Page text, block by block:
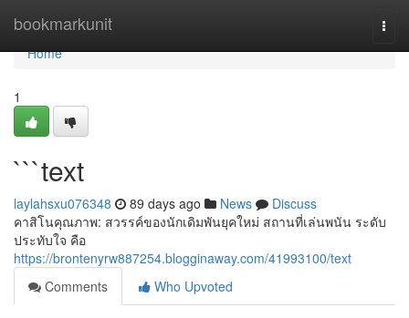
bookmarkunit
Home
Home
1
```text
laylahsxu076348 89 days ago News
Discuss
คาสิโนคุณภาพ: สวรรค์ของนักเดิมพันยุคใหม่ สถานที่เล่นพนัน ระดับ
ประทับใจ คือ
https://brontenyrw887254.blogginaway.com/41993100/text
Comments
Who Upvoted